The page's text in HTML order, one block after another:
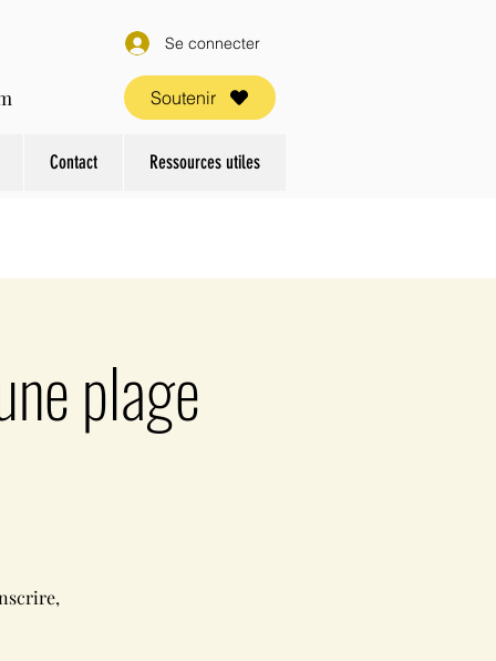
Se connecter
Soutenir
Contact Ressources utiles
plage